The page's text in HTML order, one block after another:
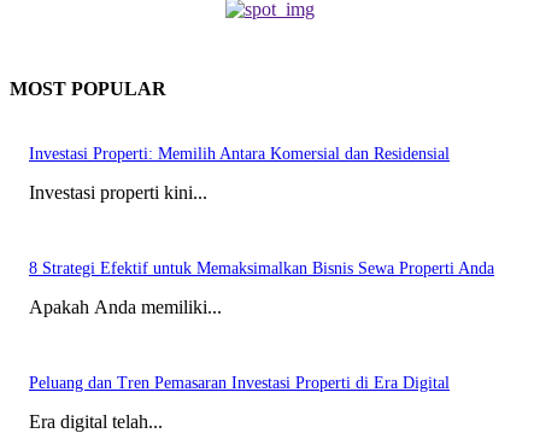
MOST POPULAR
Investasi Properti: Memilih Antara Komersial dan Residensial
Investasi properti kini...
8 Strategi Efektif untuk Memaksimalkan Bisnis Sewa Properti Anda
Apakah Anda memiliki...
Peluang dan Tren Pemasaran Investasi Properti di Era Digital
Era digital telah...